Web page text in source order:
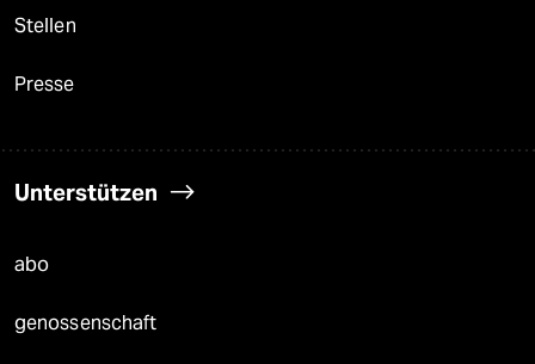
Stellen
Presse
Unterstützen
abo
genossenschaft